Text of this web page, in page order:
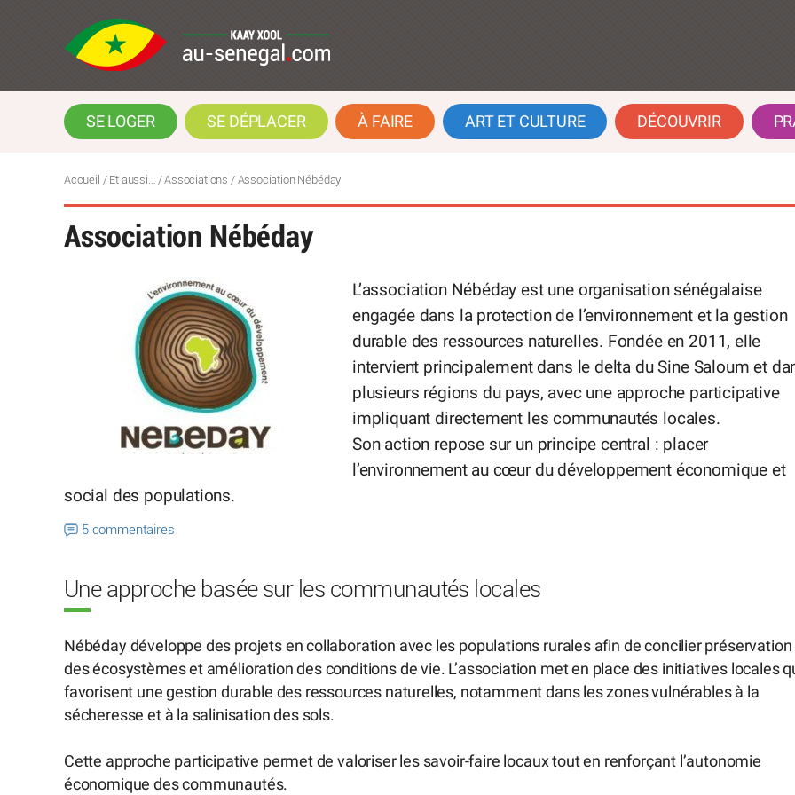
SE LOGER SE DÉPLACER À FAIRE ART ET CULTURE DÉCOUVRIR
Accueil / Et aussi…/Associations / Association Nébéday
Association Nébéday
L’association Nébéday est une organisation sénégalaise
engagée dans la protection de l’environnement et la gestion
durable des ressources naturelles. Fondée en 2011, elle
intervient principalement dans le delta du Sine Saloum et
plusieurs régions du pays, avec une approche participative
impliquant directement les communautés locales.
Son action repose sur un principe central : placer
l’environnement au cœur du développement économique et
social des populations.
5 commentaires
Une approche basée sur les communautés locales
Nébéday développe des projets en collaboration avec les populations rurales afin de concilier préservation
des écosystèmes et amélioration des conditions de vie. L’association met en place des initiatives locales
favorisent une gestion durable des ressources naturelles, notamment dans les zones vulnérables à la
sécheresse et à la salinisation des sols.
Cette approche participative permet de valoriser les savoir-faire locaux tout en renforçant l’autonomie
économique des communautés.